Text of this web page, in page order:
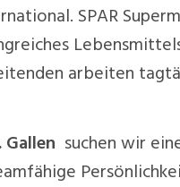
SPAR
arbeiten
suchen wir